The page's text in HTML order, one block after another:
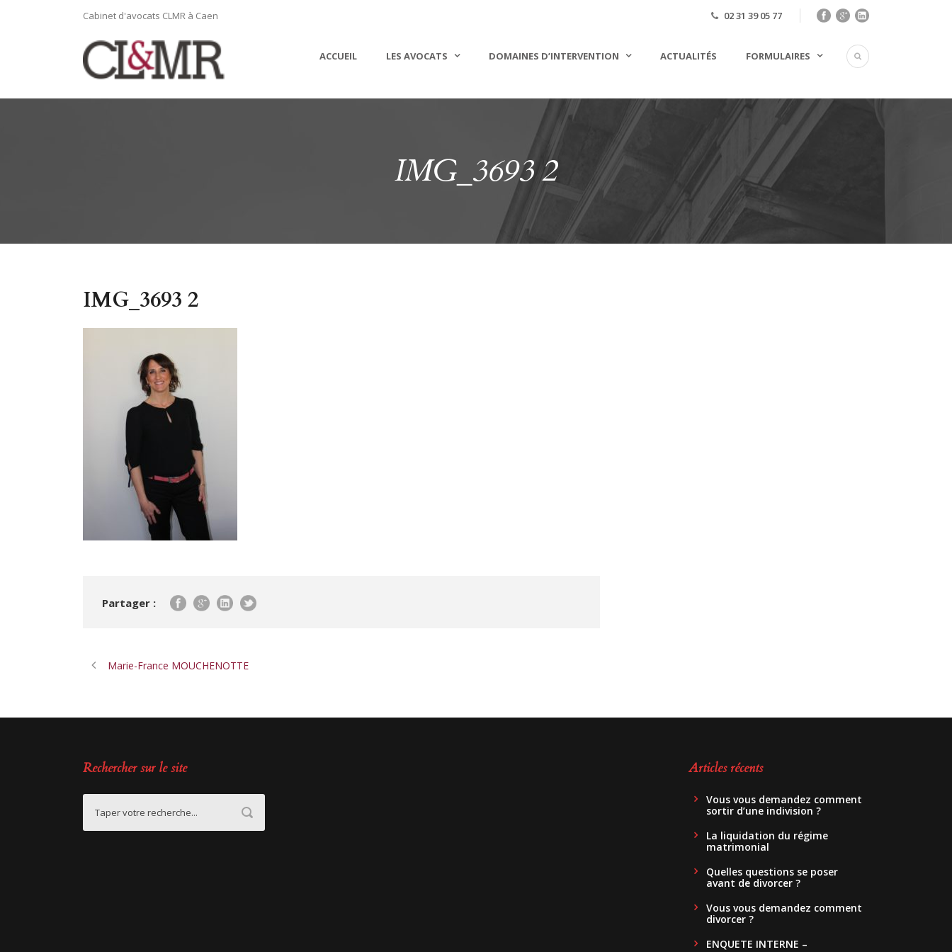
Cabinet d'avocats CLMR à Caen 02 31 39 05 77
ACCUEIL LES AVOCATS DOMAINES D’INTERVENTION ACTUALITÉS FORMULAIRES
IMG_3693 2
IMG_3693 2
Partager :
Marie-France MOUCHENOTTE
Rechercher sur le site Articles récents
Vous vous demandez comment
sortir d’une indivision ?
La liquidation du régime
matrimonial
Quelles questions se poser
avant de divorcer ?
Vous vous demandez comment
divorcer ?
ENQUETE INTERNE –